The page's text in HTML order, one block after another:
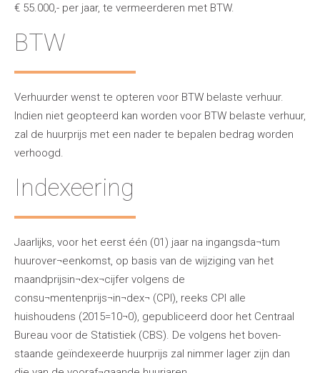
€ 55.000,- per jaar, te vermeerderen met BTW.
BTW
Verhuurder wenst te opteren voor BTW belaste verhuur.
Indien niet geopteerd kan worden voor BTW belaste verhuur,
zal de huurprijs met een nader te bepalen bedrag worden
verhoogd.
Indexeering
Jaarlijks, voor het eerst één (01) jaar na ingangsda¬tum
huurover¬eenkomst, op basis van de wijziging van het
maandprijsin¬dex¬cijfer volgens de
consu¬mentenprijs¬in¬dex¬ (CPI), reeks CPI alle
huishoudens (2015=10¬0), gepubliceerd door het Centraal
Bureau voor de Statistiek (CBS). De volgens het boven-
staande geïndexeerde huurprijs zal nimmer lager zijn dan